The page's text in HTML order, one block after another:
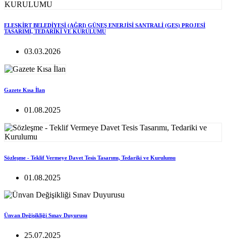
ELEŞKİRT BELEDİYESİ (AĞRI) GÜNEŞ ENERJİSİ SANTRALİ (GES) PROJESİ
TASARIMI, TEDARİKİ VE KURULUMU
03.03.2026
Gazete Kısa İlan
01.08.2025
Sözleşme - Teklif Vermeye Davet Tesis Tasarımı, Tedariki ve Kurulumu
01.08.2025
Ünvan Değişikliği Sınav Duyurusu
25.07.2025